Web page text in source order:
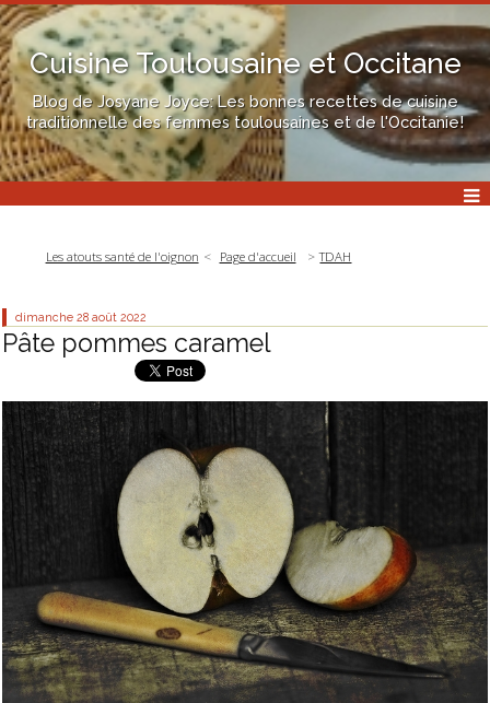
Cuisine Toulousaine et Occitane
Blog de Josyane Joyce: Les bonnes recettes de cuisine
traditionnelle des femmes toulousaines et de l'Occitanie!
Les atouts santé de l'oignon Page d'accueil TDAH
dimanche 28 août 2022
Pâte pommes caramel